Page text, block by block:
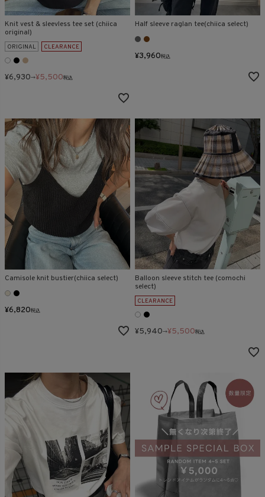
Knit vest & sleevless tee set (chiica
original)
ORIGINAL CLEARANCE
¥6,930→¥5,500税込
Half sleeve raglan tee(chiica select)
¥3,960税込
Camisole knit bustier(chiica select)
¥6,820税込
Balloon sleeve stitch tee (comochi
select)
CLEARANCE
¥5,940→¥5,500税込